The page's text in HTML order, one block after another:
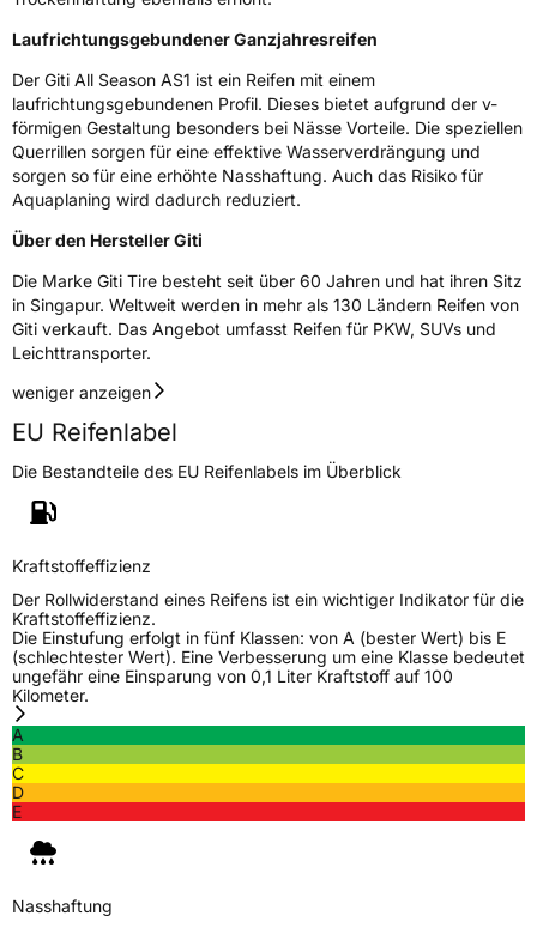
Laufrichtungsgebundener Ganzjahresreifen
Der Giti All Season AS1 ist ein Reifen mit einem
laufrichtungsgebundenen Profil. Dieses bietet aufgrund der v-
förmigen Gestaltung besonders bei Nässe Vorteile. Die speziellen
Querrillen sorgen für eine effektive Wasserverdrängung und
sorgen so für eine erhöhte Nasshaftung. Auch das Risiko für
Aquaplaning wird dadurch reduziert.
Über den Hersteller Giti
Die Marke Giti Tire besteht seit über 60 Jahren und hat ihren Sitz
in Singapur. Weltweit werden in mehr als 130 Ländern Reifen von
Giti verkauft. Das Angebot umfasst Reifen für PKW, SUVs und
Leichttransporter.
weniger anzeigen
EU Reifenlabel
Die Bestandteile des EU Reifenlabels im Überblick
Kraftstoffeffizienz
Der Rollwiderstand eines Reifens ist ein wichtiger Indikator für die
Kraftstoffeffizienz.
Die Einstufung erfolgt in fünf Klassen: von A (bester Wert) bis E
(schlechtester Wert). Eine Verbesserung um eine Klasse bedeutet
ungefähr eine Einsparung von 0,1 Liter Kraftstoff auf 100
Kilometer.
A
B
C
D
E
Nasshaftung